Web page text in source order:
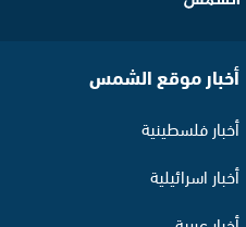
أخبار موقع الشمس
أخبار فلسطينية
أخبار اسرائيلية